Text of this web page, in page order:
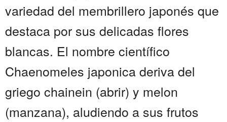
variedad del membrillero japonés que
destaca por sus delicadas flores
blancas. El nombre científico
Chaenomeles japonica deriva del
griego chainein (abrir) y melon
(manzana), aludiendo a sus frutos